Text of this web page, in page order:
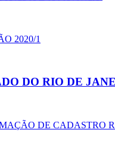
2020/1
DO RIO DE
DE CADASTRO